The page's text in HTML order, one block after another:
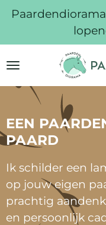
Ga
naar
de
hoofdinhoud
EEN
PAARD
Ik schilder een
op jouw eigen
prachtig
en persoonlijk